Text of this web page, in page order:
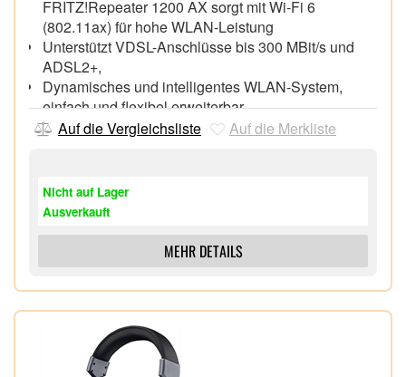
FRITZ!Repeater 1200 AX sorgt mit Wi-Fi 6
(802.11ax) für hohe WLAN-Leistung
Unterstützt VDSL-Anschlüsse bis 300 MBit/s und
ADSL2+,
Dynamisches und intelligentes WLAN-System,
einfach und flexibel erweiterbar
Komfortable Bedienung und smarte Apps,
Telefonanlage für IP-basierte Anschlüsse mit
integrierter DECT-Basis für bis zu 6
Verteilung von Musik, Bildern und Filmen, über den
integrierten Mediaserver, im Heimnetz (DLNA/UPnP
AV)
Unterstützt auch Online-Speicher, Internetradio und
4x Gigabit Ethernet, 1x Telefonanschluss (analog),
1x USB 2.0 für Drucker und Speicher im Netz
Auf die Vergleichsliste Auf die Merkliste
Nicht auf Lager
Ausverkauft
MEHR DETAILS